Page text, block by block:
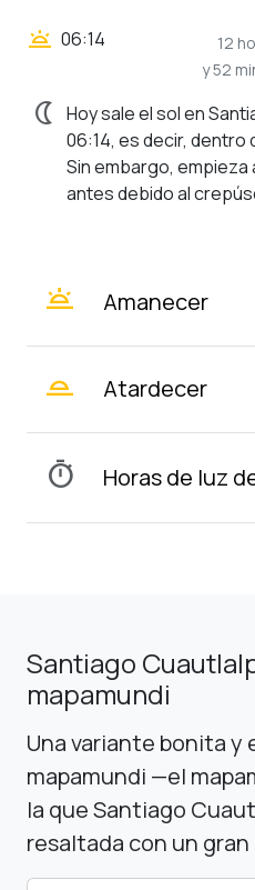
wb_twilight 06:14
12
y 52
nightlight Hoy sale el sol en
06:14, es decir, dentro
Sin embargo, empieza
antes debido al
wb_twilight Amanecer
wb_twilight_2 Atardecer
timer Horas de luz
Santiago
mapamundi
Una variante bonita y
mapamundi —el
la que Santiago
resaltada con un